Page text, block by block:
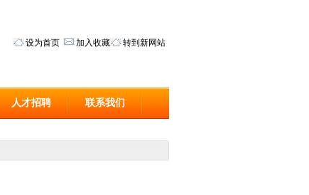
设为首页 加入收藏 转到新网站
人才招聘 联系我们